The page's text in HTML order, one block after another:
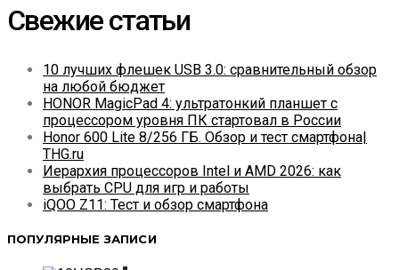
Свежие статьи
10 лучших флешек USB 3.0: сравнительный обзор
на любой бюджет
HONOR MagicPad 4: ультратонкий планшет с
процессором уровня ПК стартовал в России
Honor 600 Lite 8/256 ГБ. Обзор и тест смартфона|
THG.ru
Иерархия процессоров Intel и AMD 2026: как
выбрать CPU для игр и работы
iQOO Z11: Тест и обзор смартфона
ПОПУЛЯРНЫЕ ЗАПИСИ